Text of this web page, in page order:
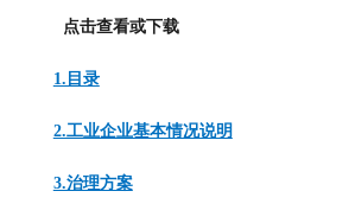
点击查看或下载
1.目录
2.工业企业基本情况说明
3.治理方案